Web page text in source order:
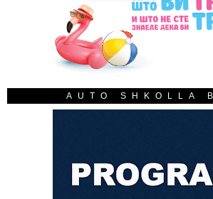
AUTO SHKOLLA